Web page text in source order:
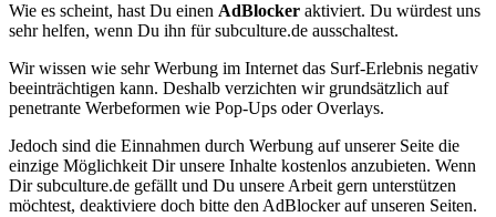
Wie es scheint, hast Du einen AdBlocker aktiviert. Du würdest uns
sehr helfen, wenn Du ihn für subculture.de ausschaltest.
Wir wissen wie sehr Werbung im Internet das Surf-Erlebnis negativ
beeinträchtigen kann. Deshalb verzichten wir grundsätzlich auf
penetrante Werbeformen wie Pop-Ups oder Overlays.
Jedoch sind die Einnahmen durch Werbung auf unserer Seite die
einzige Möglichkeit Dir unsere Inhalte kostenlos anzubieten. Wenn
Dir subculture.de gefällt und Du unsere Arbeit gern unterstützen
möchtest, deaktiviere doch bitte den AdBlocker auf unseren Seiten.